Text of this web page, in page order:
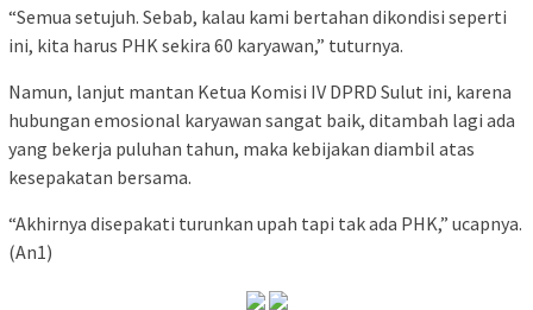
“Semua setujuh. Sebab, kalau kami bertahan dikondisi seperti
ini, kita harus PHK sekira 60 karyawan,” tuturnya.
Namun, lanjut mantan Ketua Komisi IV DPRD Sulut ini, karena
hubungan emosional karyawan sangat baik, ditambah lagi ada
yang bekerja puluhan tahun, maka kebijakan diambil atas
kesepakatan bersama.
“Akhirnya disepakati turunkan upah tapi tak ada PHK,” ucapnya.
(An1)